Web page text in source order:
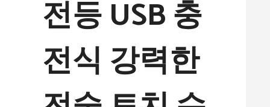
전등 USB 충
전식 강력한